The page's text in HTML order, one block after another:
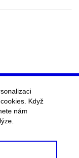
Když
nám